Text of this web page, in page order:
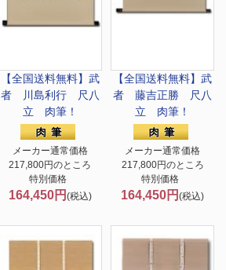
【全国送料無料】 武
者 川島利行 尺八
立 肉筆！
メーカー通常価格
217,800円のところ
特別価格
164,450円 (税込)
【全国送料無料】武
者 藤吉正勝 尺八
立 肉筆！
メーカー通常価格
217,800円のところ
特別価格
164,450円(税込)